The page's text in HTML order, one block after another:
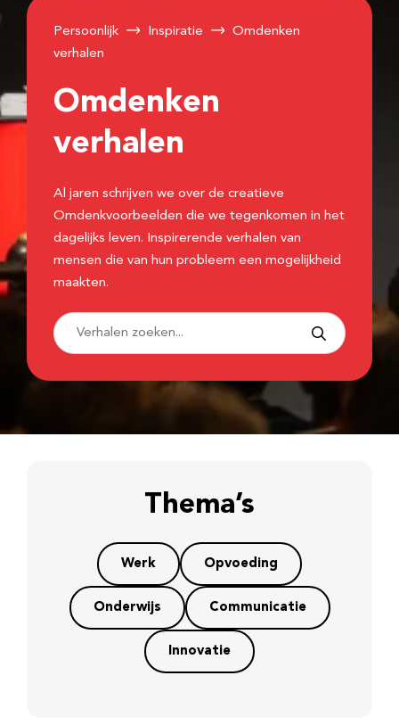
Persoonlijk Inspiratie
Omdenken
verhalen
Omdenken
verhalen
Al jaren schrijven we over de creatieve
Omdenkvoorbeelden die we tegenkomen in het
dagelijks leven. Inspirerende verhalen van
mensen die van hun probleem een mogelijkheid
maakten.
Thema’s
Werk Opvoeding
Onderwijs Communicatie
Innovatie